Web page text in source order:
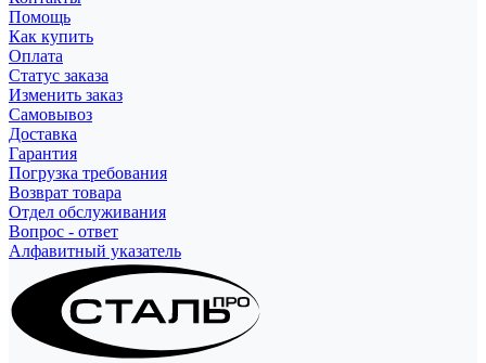
Помощь
Как купить
Оплата
Статус заказа
Изменить заказ
Самовывоз
Доставка
Гарантия
Погрузка требования
Возврат товара
Отдел обслуживания
Вопрос - ответ
Алфавитный указатель